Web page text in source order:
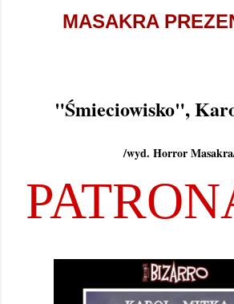
MASAKRA
"Śmieciowisko",
/wyd. Horror